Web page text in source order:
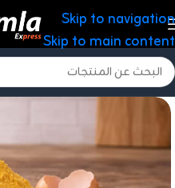
Skip to navigation
Skip to main content